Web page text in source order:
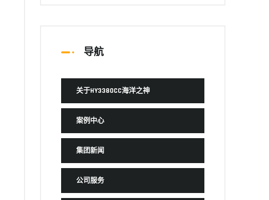
导航
关于HY3380CC海洋之神
案例中心
集团新闻
公司服务